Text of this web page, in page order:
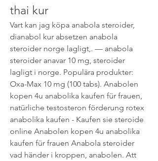
thai kur
Vart kan jag köpa anabola steroider,
dianabol kur absetzen anabola
steroider norge lagligt,. — anabola
steroider anavar 10 mg, steroider
lagligt i norge. Populära produkter:
Oxa-Max 10 mg (100 tabs). Anabolen
kopen 4u anabolika kaufen für frauen,
natürliche testosteron förderung rotex
anabolika kaufen - Kaufen sie steroide
online Anabolen kopen 4u anabolika
kaufen für frauen Anabola steroider
vad händer i kroppen, anabolen. Att